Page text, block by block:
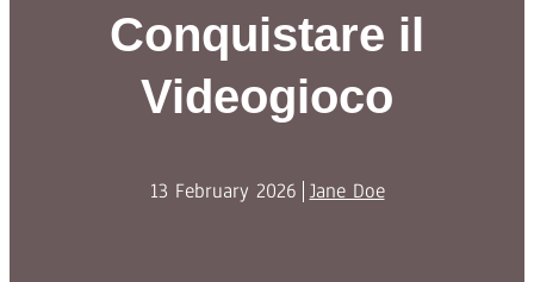
Conquistare il
Videogioco
13 February 2026 Jane Doe